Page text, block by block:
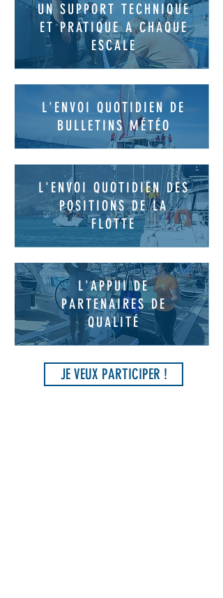
UN SUPPORT TECHNIQUE
ET PRATIQUE A CHAQUE
ESCALE
L'ENVOI QUOTIDIEN DE
BULLETINS MÉTÉO
L'ENVOI QUOTIDIEN DES
POSITIONS DE LA
FLOTTE
L'APPUI DE
PARTENAIRES DE
QUALITÉ
JE VEUX PARTICIPER !